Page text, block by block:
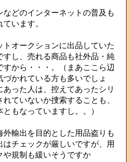
どのインターネットの普及も
います。
オークションに出品していた
すし、売れる商品も社外品・純
から・・・。（まあここら辺
づかれている方も多いでしょ
った人は、控えてあったシリ
ていないか捜索することも、
もなっていますし。。）
輸出を目的とした用品盗りも
チェックが厳しいですが、用
や規制も緩いそうですか